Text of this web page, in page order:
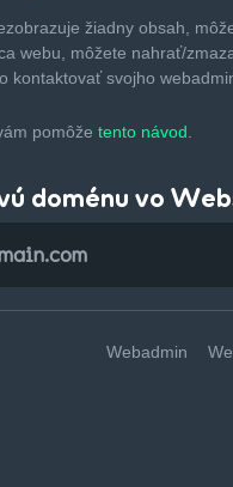
žiadny obsah,
webu, môžete nahrať/
kontaktovať svojho
pomôže tento návod.
doménu vo
Webadmin